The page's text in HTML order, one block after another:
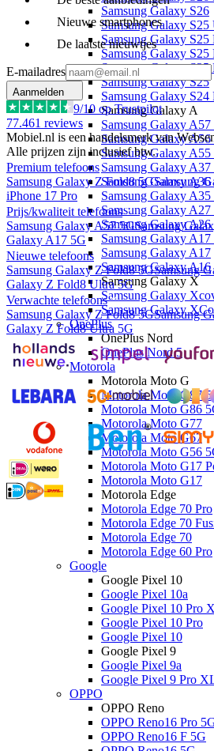
Samsung Galaxy S26
Samsung Galaxy S25
Samsung Galaxy S25
Samsung Galaxy S25
Samsung Galaxy S25
Samsung Galaxy S25
Samsung Galaxy S24
Samsung Galaxy A
Samsung Galaxy A57
Samsung Galaxy A56
Samsung Galaxy A55
Samsung Galaxy A37
Samsung Galaxy A36
Samsung Galaxy A35
Samsung Galaxy A27
Samsung Galaxy A26
Samsung Galaxy A17
Samsung Galaxy A17
Samsung Galaxy A16
Samsung Galaxy X
Samsung Galaxy
Samsung Galaxy
OnePlus
OnePlus Nord
OnePlus Nord 5
Motorola
Motorola Moto G
Motorola Moto G87
Motorola Moto G86
Motorola Moto G77
Motorola Moto G67
Motorola Moto G56
Motorola Moto G17
Motorola Moto G17
Motorola Edge
Motorola Edge 70 Pro
Motorola Edge 70
Motorola Edge 70
Motorola Edge 60 Pro
Google
Google Pixel 10
Google Pixel 10a
Google Pixel 10 Pro
Google Pixel 10 Pro
Google Pixel 10
Google Pixel 9
Google Pixel 9a
Google Pixel 9 Pro
OPPO
OPPO Reno
OPPO Reno16 Pro
OPPO Reno16 F 5G
Nieuwe smartphones
De laatste nieuwtjes
E-mailadres
Aanmelden
9/10 op Trustpilot
77.461 reviews
Mobiel.nl is een handelsmerk van
Alle prijzen zijn inclusief btw.
Premium telefoons
Samsung Galaxy Z Fold8 5GSamsung
iPhone 17 Pro
Prijs/kwaliteit telefoons
Samsung Galaxy A57 5GSamsung
Galaxy A17 5G
Nieuwe telefoons
Samsung Galaxy Z Fold8 5GSamsung
Galaxy Z Fold8 Ultra 5G
Verwachte telefoons
Samsung Galaxy Z Fold8 5GSamsung
Galaxy Z Fold8 Ultra 5G